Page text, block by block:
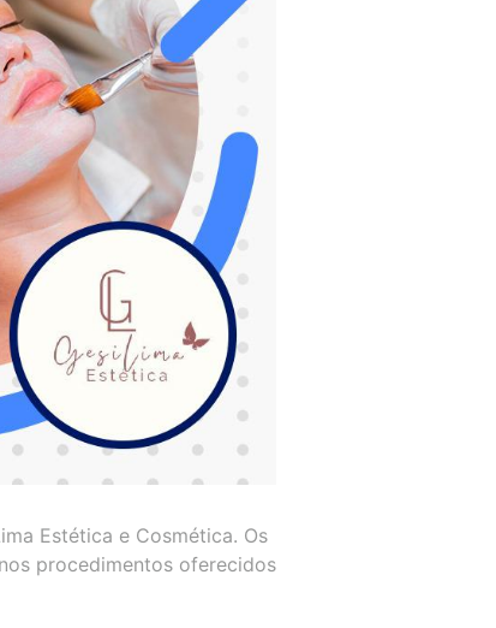
Estética e Cosmética. Os
procedimentos oferecidos